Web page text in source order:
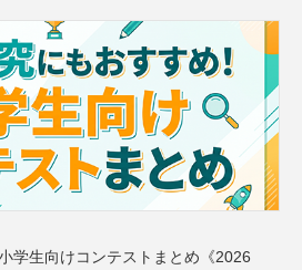
学生向けコンテストまとめ《2026